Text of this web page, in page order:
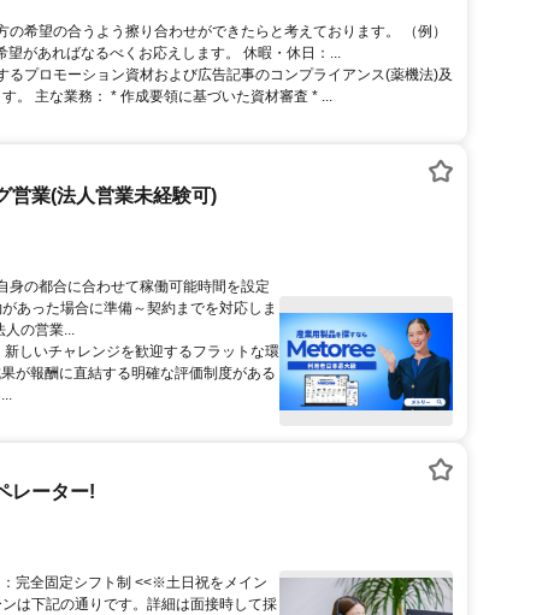
希望の合うよう擦り合わせができたらと考えております。 （例）
があればなるべくお応えします。 休暇・休日：...
るプロモーション資材および広告記事のコンプライアンス(薬機法)及
。 主な業務： * 作成要領に基づいた資材審査 * ...
営業(法人営業未経験可)
身の都合に合わせて稼働可能時間を設定
あった場合に準備～契約までを対応しま
人の営業...
しいチャレンジを歓迎するフラットな環
が報酬に直結する明確な評価制度がある
レーター!
完全固定シフト制 <<※土日祝をメイン
は下記の通りです。詳細は面接時して採